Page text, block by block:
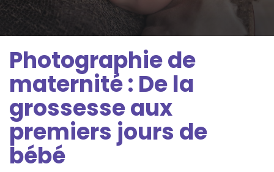
Photographie de
maternité : De la
grossesse aux
premiers jours de
bébé